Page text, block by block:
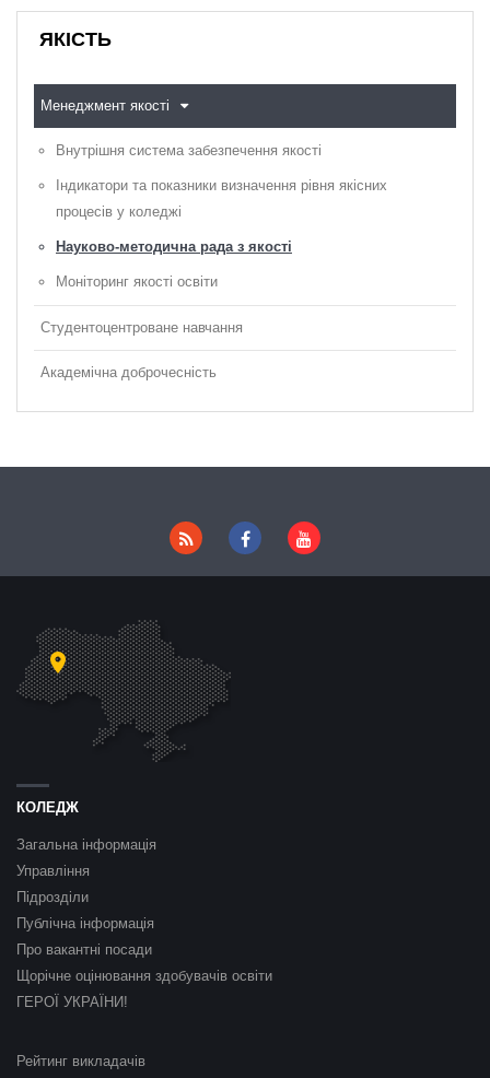
ЯКІСТЬ
Менеджмент якості
Внутрішня система забезпечення якості
Індикатори та показники визначення рівня якісних
процесів у коледжі
Науково-методична рада з якості
Моніторинг якості освіти
Студентоцентроване навчання
Академічна доброчесність
КОЛЕДЖ
Загальна інформація
Управління
Підрозділи
Публічна інформація
Про вакантні посади
Щорічне оцінювання здобувачів освіти
ГЕРОЇ УКРАЇНИ!
Рейтинг викладачів